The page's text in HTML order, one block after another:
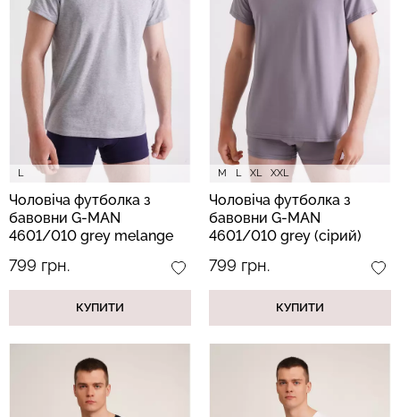
L
Чоловіча футболка з
бавовни G-MAN
4601/010 grey melange
799 грн.
КУПИТИ
M L XL XXL
Чоловіча футболка з
бавовни G-MAN
4601/010 grey (сірий)
799 грн.
КУПИТИ